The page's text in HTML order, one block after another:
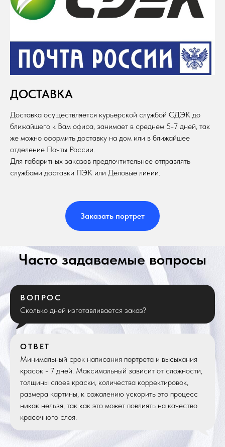
ДОСТАВКА
Доставка осуществляется курьерской службой СДЭК до
ближайшего к Вам офиса, занимает в среднем 5-7 дней, так
же можно оформить доставку на дом или в ближайшее
отделение Почты России.
Для габаритных заказов предпочтительнее отправлять
службами доставки ПЭК или Деловые линии.
Заказать портрет
Часто задаваемые вопросы
ВОПРОС
Сколько дней изготавливается заказ?
ОТВЕТ
Минимальный срок написания портрета и высыхания
красок - 7 дней. Максимальный зависит от сложности,
толщины слоев краски, количества корректировок,
размера картины, к сожалению ускорить это процесс
никак нельзя, так как это может повлиять на качество
красочного слоя.